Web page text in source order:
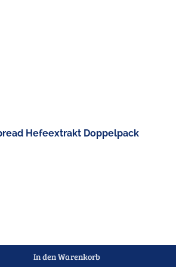
Hefeextrakt Doppelpack
In den Warenkorb